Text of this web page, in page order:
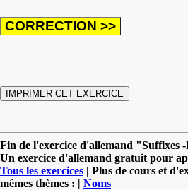
Fin de l'exercice d'allemand "Suffixes
Un exercice d'allemand gratuit pour
Tous les exercices | Plus de cours et
mêmes thèmes : | Noms